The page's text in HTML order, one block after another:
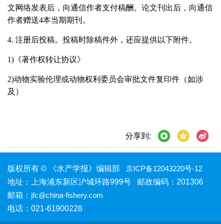
文网络发表后，向通信作者支付稿酬。论文刊出后，向通信
作者赠送4本当期期刊。
4. 注册后投稿。投稿时除稿件外，还应提供以下附件。
1) 《著作权转让协议》
2)动物实验伦理或动物权利委员会审批文件复印件（如涉
及）
分享到:
版权所有 © 《水产学报》编辑部 京ICP备12043220号-12
地址：上海浦东新区沪城环路999号 邮政编码：201306
邮箱： jfc@china-fishery.com
电话：021-61900228